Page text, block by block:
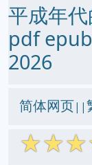
平成年
pdf
2026
简体网页||
☆☆☆